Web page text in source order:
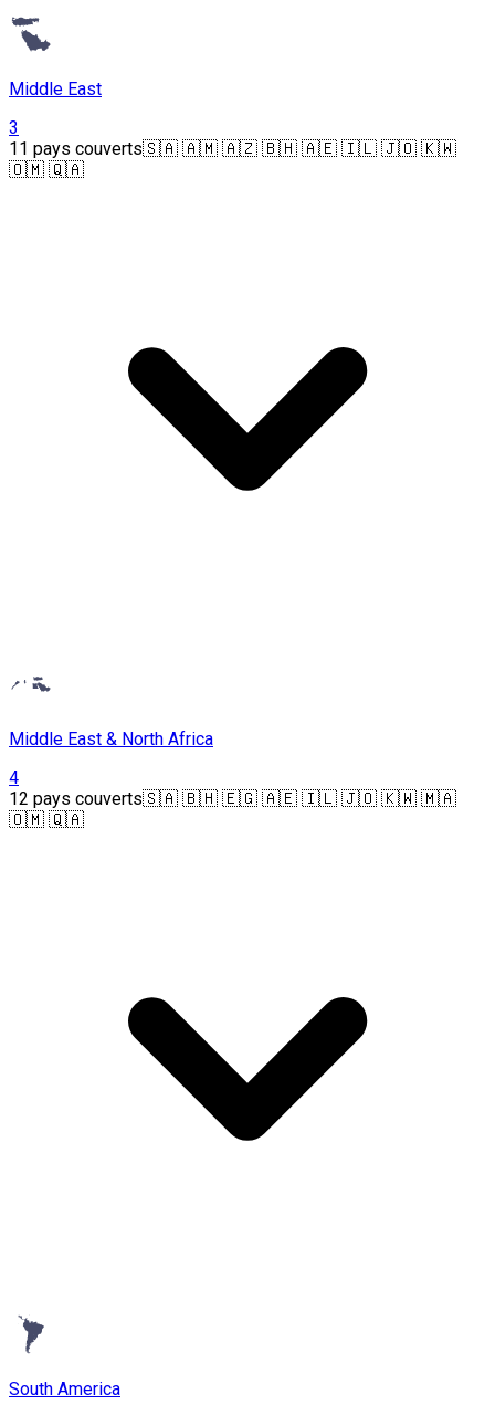
Middle East
3
11 pays couverts🇸🇦 🇦🇲 🇦🇿 🇧🇭 🇦🇪 🇮🇱 🇯🇴 🇰🇼
🇴🇲 🇶🇦
Middle East & North Africa
4
12 pays couverts🇸🇦 🇧🇭 🇪🇬 🇦🇪 🇮🇱 🇯🇴 🇰🇼 🇲🇦
🇴🇲 🇶🇦
South America